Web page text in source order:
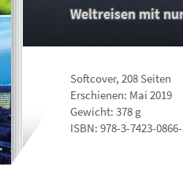
Weltreisen mit
Softcover, 208 Seiten
Erschienen: Mai 2019
Gewicht: 378 g
ISBN: 978-3-7423-